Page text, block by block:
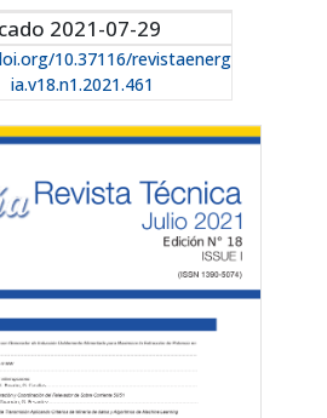
2021-07-29
10.37116/revistaenerg
ia.v18.n1.2021.461